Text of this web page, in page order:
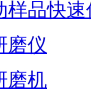
样品快速
磨仪
磨机